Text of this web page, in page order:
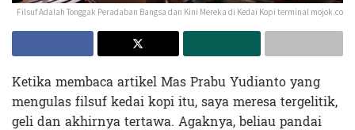
Filsuf Adalah Tonggak Peradaban Bangsa dan Kini Mereka di Kedai Kopi terminal mojok.co
Ketika membaca artikel Mas Prabu Yudianto yang
mengulas filsuf kedai kopi itu, saya meresa tergelitik,
geli dan akhirnya tertawa. Agaknya, beliau pandai